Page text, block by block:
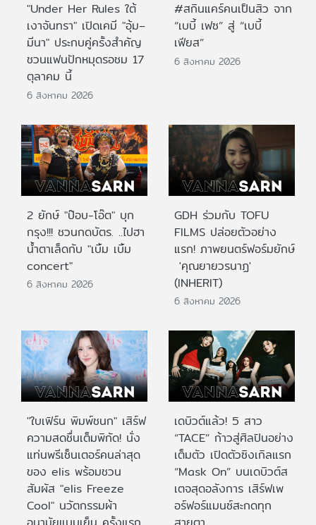
"Under Her Rules ใต้
เงาจันทรา" เปิดเคมี "อุ้ม–
มีนา" ประกบคู่ครั้งสำคัญ
ชวนแฟนปักหมุดรอชม 17
ตุลาคม นี้
6 สิงหาคม 2026
#สกินแคร์คนเป็นสิว จาก
“เบบี้ เฟซ” สู่ “เบบี้
เฟียส”
6 สิงหาคม 2026
2 ยักษ์ "ป๊อบ-โอ๊ต" บุก
กรุง!!! ชวนกดบัตร. ..ไปฮา
น้ำตาเล็ดกับ "เบิ้ม เบิ้ม
concert"
6 สิงหาคม 2026
GDH ร่วมกับ TOFU
FILMS ปล่อยตัวอย่าง
แรก! ภาพยนตร์ฟอร์มยักษ์
'คุณยายวรนาฏ'
(INHERIT)
6 สิงหาคม 2026
"ใบเฟิร์น พิมพ์ชนก" เสิร์ฟ
ความสดชื่นเต็มพิกัด! นั่ง
แท่นพรีเซ็นเตอร์คนล่าสุด
ของ elis พร้อมชวน
สัมผัส "elis Freeze
Cool" นวัตกรรมผ้า
เดบิวต์แล้ว! 5 สาว
“TACE” ก้าวสู่ศิลปินอย่าง
เต็มตัว เปิดตัวซิงเกิลแรก
“Mask On” บนเดบิวต์ส
เตจสุดอลังการ เสิร์ฟเพ
อร์ฟอร์แมนซ์สะกดทุก